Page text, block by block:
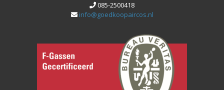
085-2500418
info@goedkoopaircos.nl